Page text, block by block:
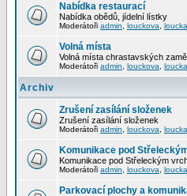
Nabídka restaurací
Nabídka obědů, jídelní lístky
Moderátoři admin louckova loucka
Volná místa
Volná místa chrastavských
Moderátoři admin louckova loucka
Archiv
Zrušení zasílání složenek
Zrušení zasílání složenek
Moderátoři admin louckova loucka
Komunikace pod
Komunikace pod Střeleckým
Moderátoři admin louckova loucka
Parkovací plochy a